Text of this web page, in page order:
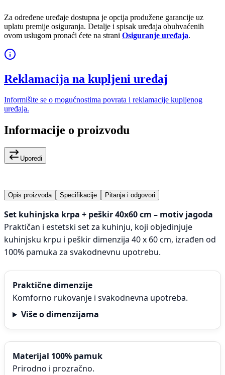
Za određene uređaje dostupna je opcija produžene garancije uz
uplatu premije osiguranja. Detalje i spisak uređaja obuhvaćenih
ovom uslugom pronaći ćete na strani Osiguranje uređaja.
Reklamacija na kupljeni uređaj
Informišite se o mogućnostima povrata i reklamacije kupljenog
uređaja.
Informacije o proizvodu
Uporedi
Opis proizvoda Specifikacije Pitanja i odgovori
Set kuhinjska krpa + peškir 40x60 cm – motiv jagoda
Praktičan i estetski set za kuhinju, koji objedinjuje
kuhinjsku krpu i peškir dimenzija 40 x 60 cm, izrađen od
100% pamuka za svakodnevnu upotrebu.
Praktične dimenzije
Komforno rukovanje i svakodnevna upotreba.
Više o dimenzijama
Materijal 100% pamuk
Prirodno i prozračno.